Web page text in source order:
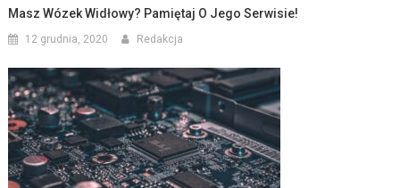
Masz Wózek Widłowy? Pamiętaj O Jego Serwisie!
12 grudnia, 2020 Redakcja